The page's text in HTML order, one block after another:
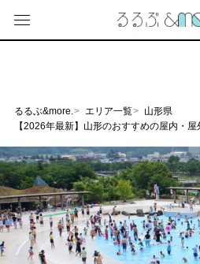
るるぶ&more. エリア一覧
山形県
【2026年最新】山形のおすすめの屋内・屋